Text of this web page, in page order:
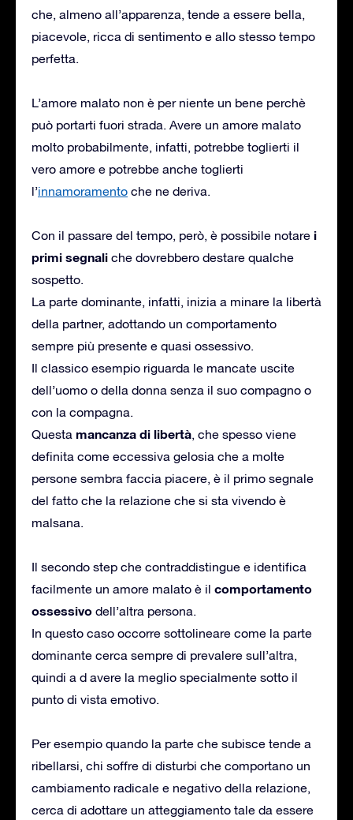
che, almeno all’apparenza, tende a essere bella,
piacevole, ricca di sentimento e allo stesso tempo
perfetta.
L’amore malato non è per niente un bene perchè
può portarti fuori strada. Avere un amore malato
molto probabilmente, infatti, potrebbe toglierti il
vero amore e potrebbe anche toglierti
l’innamoramento che ne deriva.
Con il passare del tempo, però, è possibile notare i
primi segnali che dovrebbero destare qualche
sospetto.
La parte dominante, infatti, inizia a minare la libertà
della partner, adottando un comportamento
sempre più presente e quasi ossessivo.
Il classico esempio riguarda le mancate uscite
dell’uomo o della donna senza il suo compagno o
con la compagna.
Questa mancanza di libertà, che spesso viene
definita come eccessiva gelosia che a molte
persone sembra faccia piacere, è il primo segnale
del fatto che la relazione che si sta vivendo è
malsana.
Il secondo step che contraddistingue e identifica
facilmente un amore malato è il comportamento
ossessivo dell’altra persona.
In questo caso occorre sottolineare come la parte
dominante cerca sempre di prevalere sull’altra,
quindi a d avere la meglio specialmente sotto il
punto di vista emotivo.
Per esempio quando la parte che subisce tende a
ribellarsi, chi soffre di disturbi che comportano un
cambiamento radicale e negativo della relazione,
cerca di adottare un atteggiamento tale da essere